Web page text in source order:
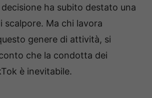
ha subito destato una
scalpore. Ma chi lavora
genere di attività, si
che la condotta dei
è inevitabile.